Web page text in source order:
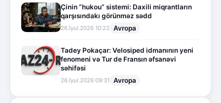
Çinin “hukou” sistemi: Daxili miqrantların
qarşısındakı görünməz sədd
26.İyul.2026 10:22 Avropa
Tadey Pokaçar: Velosiped idmanının yeni
fenomeni və Tur de Fransın əfsanəvi
səhifəsi
26.İyul.2026 09:31 Avropa